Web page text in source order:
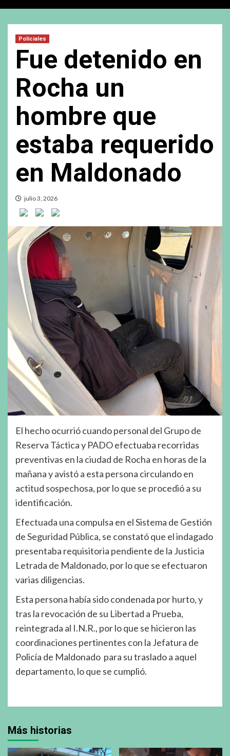
Policiales
Fue detenido en
Rocha un
hombre que
estaba requerido
en Maldonado
julio 3, 2026
El hecho ocurrió cuando personal del Grupo de
Reserva Táctica y PADO efectuaba recorridas
preventivas en la ciudad de Rocha en horas de la
mañana y avistó a esta persona circulando en
actitud sospechosa, por lo que se procedió a su
identificación.
Efectuada una compulsa en el Sistema de Gestión
de Seguridad Pública, se constató que el indagado
presentaba requisitoria pendiente de la Justicia
Letrada de Maldonado, por lo que se efectuaron
varias diligencias.
Esta persona había sido condenada por hurto, y
tras la revocación de su Libertad a Prueba,
reintegrada al I.N.R., por lo que se hicieron las
coordinaciones pertinentes con la Jefatura de
Policía de Maldonado para su traslado a aquel
departamento, lo que se cumplió.
Más historias